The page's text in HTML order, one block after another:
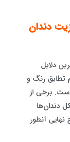
دندان
دلایل
تطابق رنگ و
است. برخی از
دندان‌ها
نهایی آنطور